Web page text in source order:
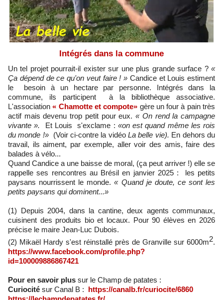
Intégrés dans la commune
Un tel projet pourrait-il exister sur une plus grande surface ? «
Ça dépend de ce qu'on veut faire ! » Candice et Louis estiment
le besoin à un hectare par personne. Intégrés dans la
commune, ils participent à la bibliothèque associative.
L'association« Chamotte et compote» gère un four à pain très
actif mais devenu trop petit pour eux.« On rend la campagne
vivante ». Et Louis s'exclame : «on est quand même les rois
du monde !»(Voir ci-contre la vidéoLa belle vie). En dehors du
travail, ils aiment, par exemple, aller voir des amis, faire des
balades à vélo...
Quand Candice a une baisse de moral, (ça peut arriver !) elle se
rappelle ses rencontres au Brésil en janvier 2025 : les petits
paysans nourrissent le monde.« Quand je doute, ce sont les
petits paysans qui dominent...»
(1) Depuis 2004, dans la cantine, deux agents communaux,
cuisinent des produits bio et locaux. Pour 90 élèves en 2026
précise le maire Jean-Luc Dubois.
(2) Mikaël Hardy s'est réinstallé près de Granville sur 6000m2.
https://www.facebook.com/profile.php?
id=100009886867421
Pour en savoir plus sur le Champ de patates :
Curiocité sur Canal B : https://canalb.fr/curiocite/6860